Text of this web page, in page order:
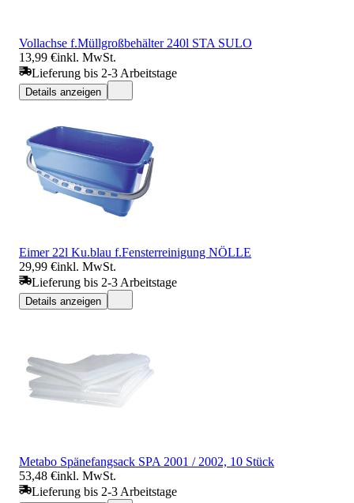
Vollachse f.Müllgroßbehälter 240l STA SULO
13,99 €inkl. MwSt.
Lieferung bis 2-3 Arbeitstage
Details anzeigen
Eimer 22l Ku.blau f.Fensterreinigung NÖLLE
29,99 €inkl. MwSt.
Lieferung bis 2-3 Arbeitstage
Details anzeigen
Metabo Spänefangsack SPA 2001 / 2002, 10 Stück
53,48 €inkl. MwSt.
Lieferung bis 2-3 Arbeitstage